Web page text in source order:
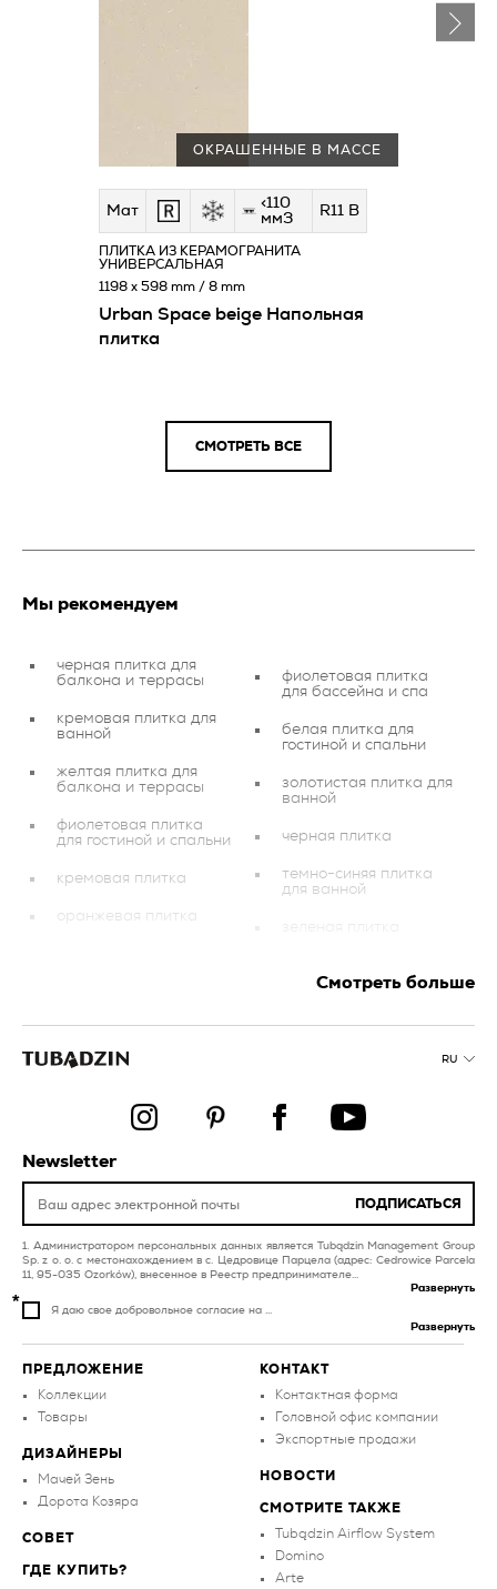
ОКРАШЕННЫЕ В МАССЕ
Мат
<110
мм3
R11 B
Urban Space beige Напольная
плитка
ПЛИТКА ИЗ КЕРАМОГРАНИТА
УНИВЕРСАЛЬНАЯ
1198 x 598 mm / 8 mm
СМОТРЕТЬ ВСЕ
Мы рекомендуем
черная плитка для
балкона и террасы
кремовая плитка для
ванной
желтая плитка для
балкона и террасы
фиолетовая плитка
для гостиной и спальни
кремовая плитка
оранжевая плитка
разноцветная плитка
для ванной
фиолетовая плитка
для бассейна и спа
белая плитка для
гостиной и спальни
золотистая плитка для
ванной
черная плитка
темно-синяя плитка
для ванной
красная плитка для
балкона и террасы
Смотреть больше
RU
ПРЕДЛОЖЕНИЕ
Коллекции
Товары
ДИЗАЙНЕРЫ
Мачей Зень
Дорота Козяра
СОВЕТ
ГДЕ КУПИТЬ?
КОНТАКТ
Контактная форма
Головной офис компании
Экспортные продажи
НОВОСТИ
СМОТРИТЕ ТАКЖЕ
Tubądzin Airflow System
Domino
Arte
Newsletter
ПОДПИСАТЬСЯ
Администратором персональных данных является Tubądzin Management Group
Sp. z o. o. с местонахождением в с. Цедровице Парцела (адрес: Cedrowice Parcela
11, 95-035 Ozorków), внесенное в Реестр предпринимателе...
Развернуть
Я даю свое добровольное согласие на ...
Развернуть